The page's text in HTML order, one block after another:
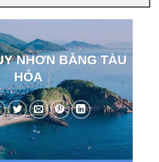
NHƠN BẰNG TÀU
HỎA